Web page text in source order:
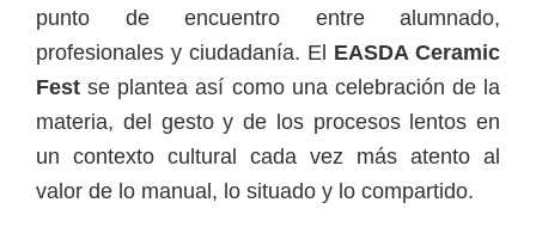
punto de encuentro entre alumnado,
profesionales y ciudadanía. El EASDA Ceramic
Fest se plantea así como una celebración de la
materia, del gesto y de los procesos lentos en
un contexto cultural cada vez más atento al
valor de lo manual, lo situado y lo compartido.